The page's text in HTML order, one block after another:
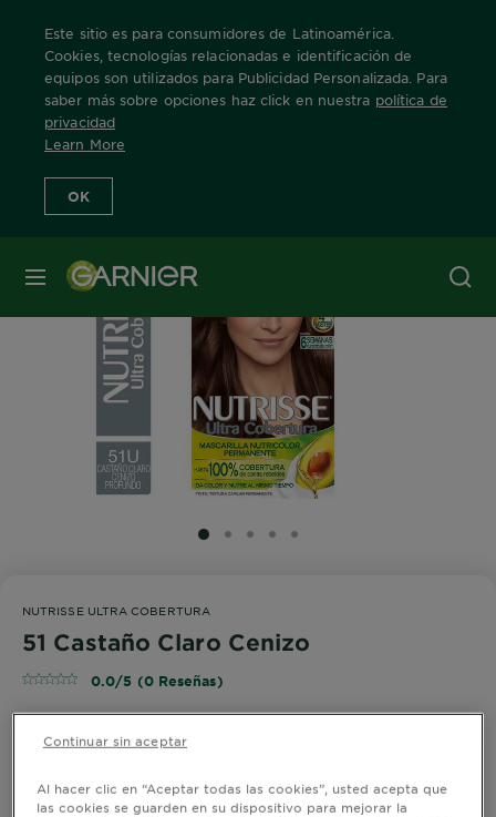
Este sitio es para consumidores de Latinoamérica.
Cookies, tecnologías relacionadas e identificación de
equipos son utilizados para Publicidad Personalizada. Para
saber más sobre opciones haz click en nuestra política de
privacidad
Learn More
OK
MENÚ
Home Nuestras Marcas
SLIDE 1
SLIDE 2
SLIDE 3
SLIDE 4
SLIDE 5
NUTRISSE ULTRA COBERTURA
51 Castaño Claro Cenizo
0.0/5 (0 Reseñas)
¡PRUÉBALO!
Al hacer clic en “Aceptar todas las cookies”, usted acepta que
las cookies se guarden en su dispositivo para mejorar la
Continuar sin aceptar